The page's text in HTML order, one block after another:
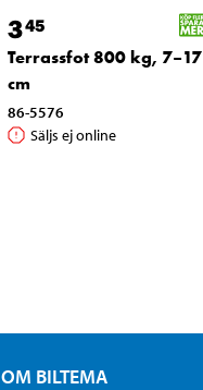
345
Terrassfot 800 kg, 7–17
cm
86-5576
Säljs ej online
OM BILTEMA